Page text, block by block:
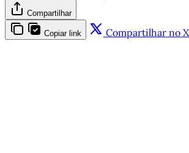
Compartilhar
Copiar link Compartilhar no X